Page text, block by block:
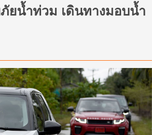
ยน้ำท่วม เดินทางมอบน้ำ